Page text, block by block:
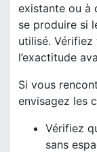
existante ou à
se produire si
utilisé.
l’exactitude
Si vous
envisagez les
Vérifiez
sans